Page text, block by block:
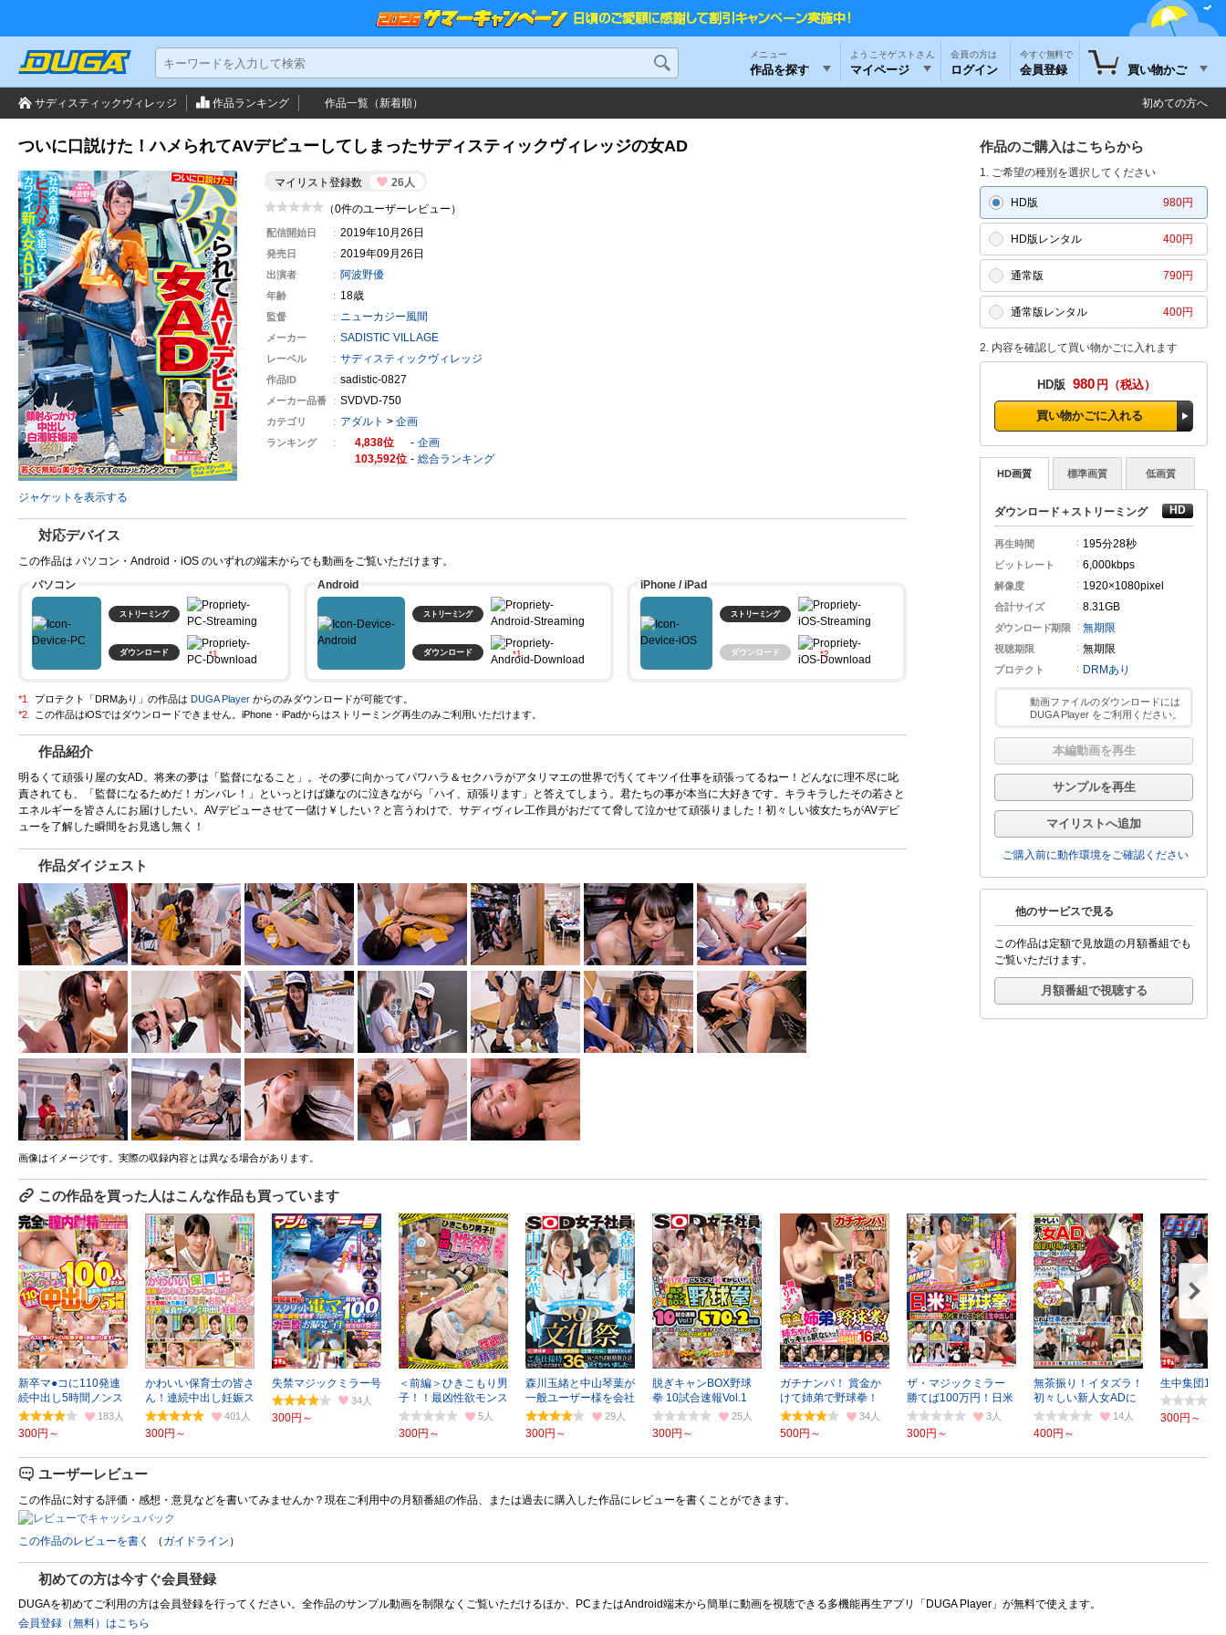
メニュー
作品を探す
ようこそゲストさん
マイページ ログイン
今すぐ無料で
会員登録 買い物かご
サディスティックヴィレッジ 作品ランキング 作品一覧（新着順） 初めての方へ
ついに口説けた！ハメられてAVデビューしてしまったサディスティックヴィレッジの女AD
マイリスト登録数 26人
（0件のユーザーレビュー）
配信開始日 2019年10月26日
発売日 2019年09月26日
出演者 阿波野優
年齢 18歳
監督 ニューカジー風間
メーカー SADISTIC VILLAGE
レーベル サディスティックヴィレッジ
作品ID sadistic-0827
メーカー品番 SVDVD-750
カテゴリ アダルト > 企画
ランキング 4,838
企画
103,592
総合ランキング
ジャケットを表示する
対応デバイス
この作品は パソコン・Android・iOS のいずれの端末からでも動画をご覧いただけます。
パソコン
ストリーミング
ダウンロード
Android
ストリーミング
ダウンロード
iPhone / iPad
ストリーミング
ダウンロード
プロテクト「DRMあり」の作品は DUGA Player からのみダウンロードが可能です。
作品紹介
明るくて頑張り屋の女AD。将来の夢は「監督になること」。その夢に向かってパワハラ＆セクハラがアタリマエの世界で汚くてキツイ仕事を頑張ってるねー！どんなに理不尽に叱
責されても、「監督になるためだ！ガンバレ！」といっとけば嫌なのに泣きながら「ハイ、頑張ります」と答えてしまう。君たちの事が本当に大好きです。キラキラしたその若さと
エネルギーを皆さんにお届けしたい。AVデビューさせて一儲け￥したい？と言うわけで、サディヴィレ工作員がおだてて脅して泣かせて頑張りました！初々しい彼女たちがAVデビ
ューを了解した瞬間をお見逃し無く！
作品ダイジェスト
画像はイメージです。実際の収録内容とは異なる場合があります。
作品のご購入はこちらから
1. ご希望の種別を選択してください
HD版 980円
HD版レンタル 400円
通常版 790円
通常版レンタル 400円
2. 内容を確認して買い物かごに入れます
HD版 980 円
買い物かごに入れる
HD画質 標準画質 低画質
ダウンロード＋ストリーミング
再生時間 195分28秒
ビットレート 6,000kbps
解像度 1920×1080pixel
合計サイズ 8.31GB
ダウンロード期限 無期限
視聴期限 無期限
プロテクト DRMあり
動画ファイルのダウンロードには
DUGA Player をご利用ください。
本編動画を再生
サンプルを再生
マイリストへ追加
ご購入前に動作環境をご確認ください
他のサービスで見る
この作品は定額で見放題の月額番組でも
ご覧いただけます。
月額番組で視聴する
この作品を買った人はこんな作品も買っています
新卒マ●コに110発連
続中出し5時間ノンス
トップBEST！
183
300円～
かわいい保育士の皆さ
ん！連続中出し妊娠ス
ペシャル！
401
300円～
失禁マジックミラー号
34
300円～
＜前編＞ひきこもり男
子！！最凶性欲モンス
ターにつき2
5
300円～
森川玉緒と中山琴葉が
一般ユーザー様を会社
にご招待
29
300円～
脱ぎキャンBOX野球
拳 10試合速報Vol.1
570分2枚組
25
300円～
ガチナンパ！ 賞金か
けて姉弟で野球拳！
Vol.4
34
500円～
ザ・マジックミラー
勝てば100万円！日米
対抗野球拳！
3
300円～
無茶振り！イタズラ！
初々しい新人女ADに
撮影現場の洗礼 14
400円～
生中集団10
300円～
ユーザーレビュー
この作品に対する評価・感想・意見などを書いてみませんか？現在ご利用中の月額番組の作品、または過去に購入した作品にレビューを書くことができます。
この作品のレビューを書く （ ガイドライン ）
初めての方は今すぐ会員登録
DUGAを初めてご利用の方は会員登録を行ってください。全作品のサンプル動画を制限なくご覧いただけるほか、PCまたはAndroid端末から簡単に動画を視聴できる多機能再生アプリ「DUGA Player」が無料で使えます。
会員登録（無料）はこちら